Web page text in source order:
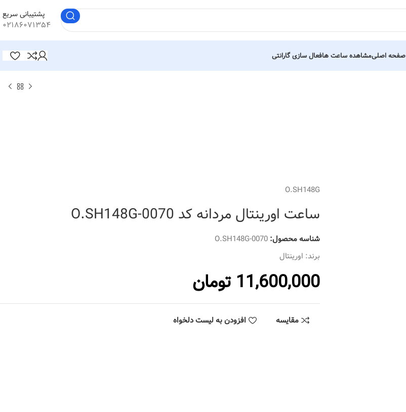
پشتیبانی سریع
۰۲۱۸۶۰۷۱۳۵۴
صفحه اصلیمشاهده ساعت هافعال سازی گارانتی
O.SH148G
ساعت اورینتال مردانه کد O.SH148G-0070
شناسه محصول: O.SH148G-0070
برند: اورینتال
11,600,000 تومان
مقایسه افزودن به لیست دلخواه